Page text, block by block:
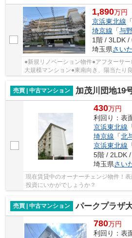
1,890万円
京浜東北線
埼京線 「与
1階 / 3LDK /
埼玉県さい
●新規リノベーション物件●アフターサ
大規模マンション●東南向き、陽当たり
売買 | 中古マンション 加茂川団地19
430万円
京浜東北線
埼京線 「北
京浜東北線
5階 / 2LDK
埼玉県さい
現在賃貸中のオーナーチェンジ物件！
投資にいかがでしょうか？
売買 | 中古マンション パークプラザ
780万円